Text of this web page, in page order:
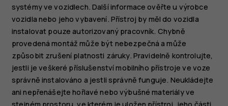
systémy ve vozidlech. Další informace ověřte u výrobce
vozidla nebo jeho vybavení. Přístroj by měl do vozidla
instalovat pouze autorizovaný pracovník. Chybně
provedená montáž může být nebezpečná a může
způsobit zrušení platnosti záruky. Pravidelně kontrolujte,
jestli je veškeré příslušenství mobilního přístroje ve voze
správně instalováno a jestli správně funguje. Neukládejte
ani nepřenášejte hořlavé nebo výbušné materiály ve